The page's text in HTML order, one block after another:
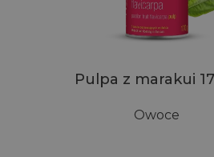
Pulpa z marakui
Owoce